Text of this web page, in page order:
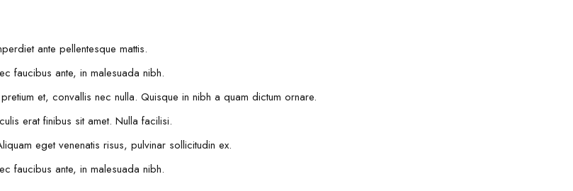
ante pellentesque mattis.
faucibus ante, in malesuada nibh.
et, convallis nec nulla. Quisque in nibh a quam dictum ornare.
erat finibus sit amet. Nulla facilisi.
eget venenatis risus, pulvinar sollicitudin ex.
faucibus ante, in malesuada nibh.